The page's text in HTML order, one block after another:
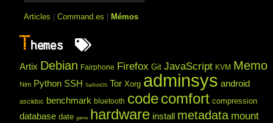
Articles |Command.es Mémos
T hemes
Artix Debian Fairphone Firefox Git JavaScript KVM Memo
Nim Python SSH SailfishOS Tor Xorg adminsys android
asciidoc benchmark bluetooth codecomfort compression
database date game hardware install metadata mount